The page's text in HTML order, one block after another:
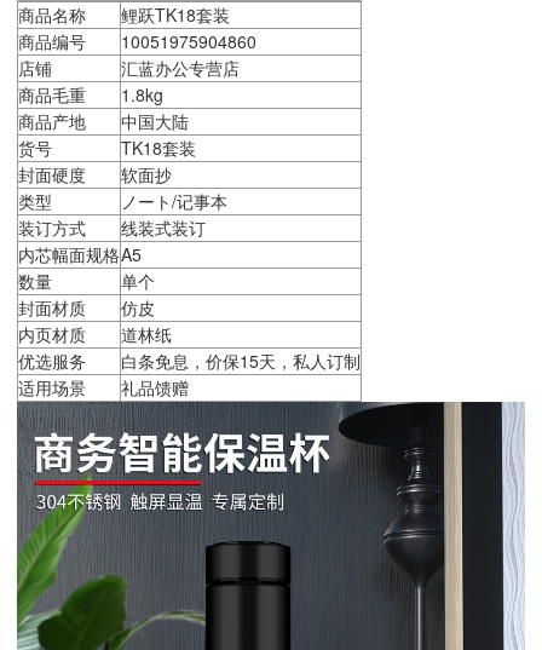
商品名称
鲤跃TK18套装
商品编号
10051975904860
店铺
汇蓝办公专营店
商品毛重
1.8kg
商品产地
中国大陆
货号
TK18套装
封面硬度
软面抄
类型
ノート/记事本
装订方式
线装式装订
内芯幅面规格A5
数量
单个
封面材质
仿皮
内页材质
道林纸
优选服务
白条免息，价保15天，私人订制
适用场景
礼品馈赠